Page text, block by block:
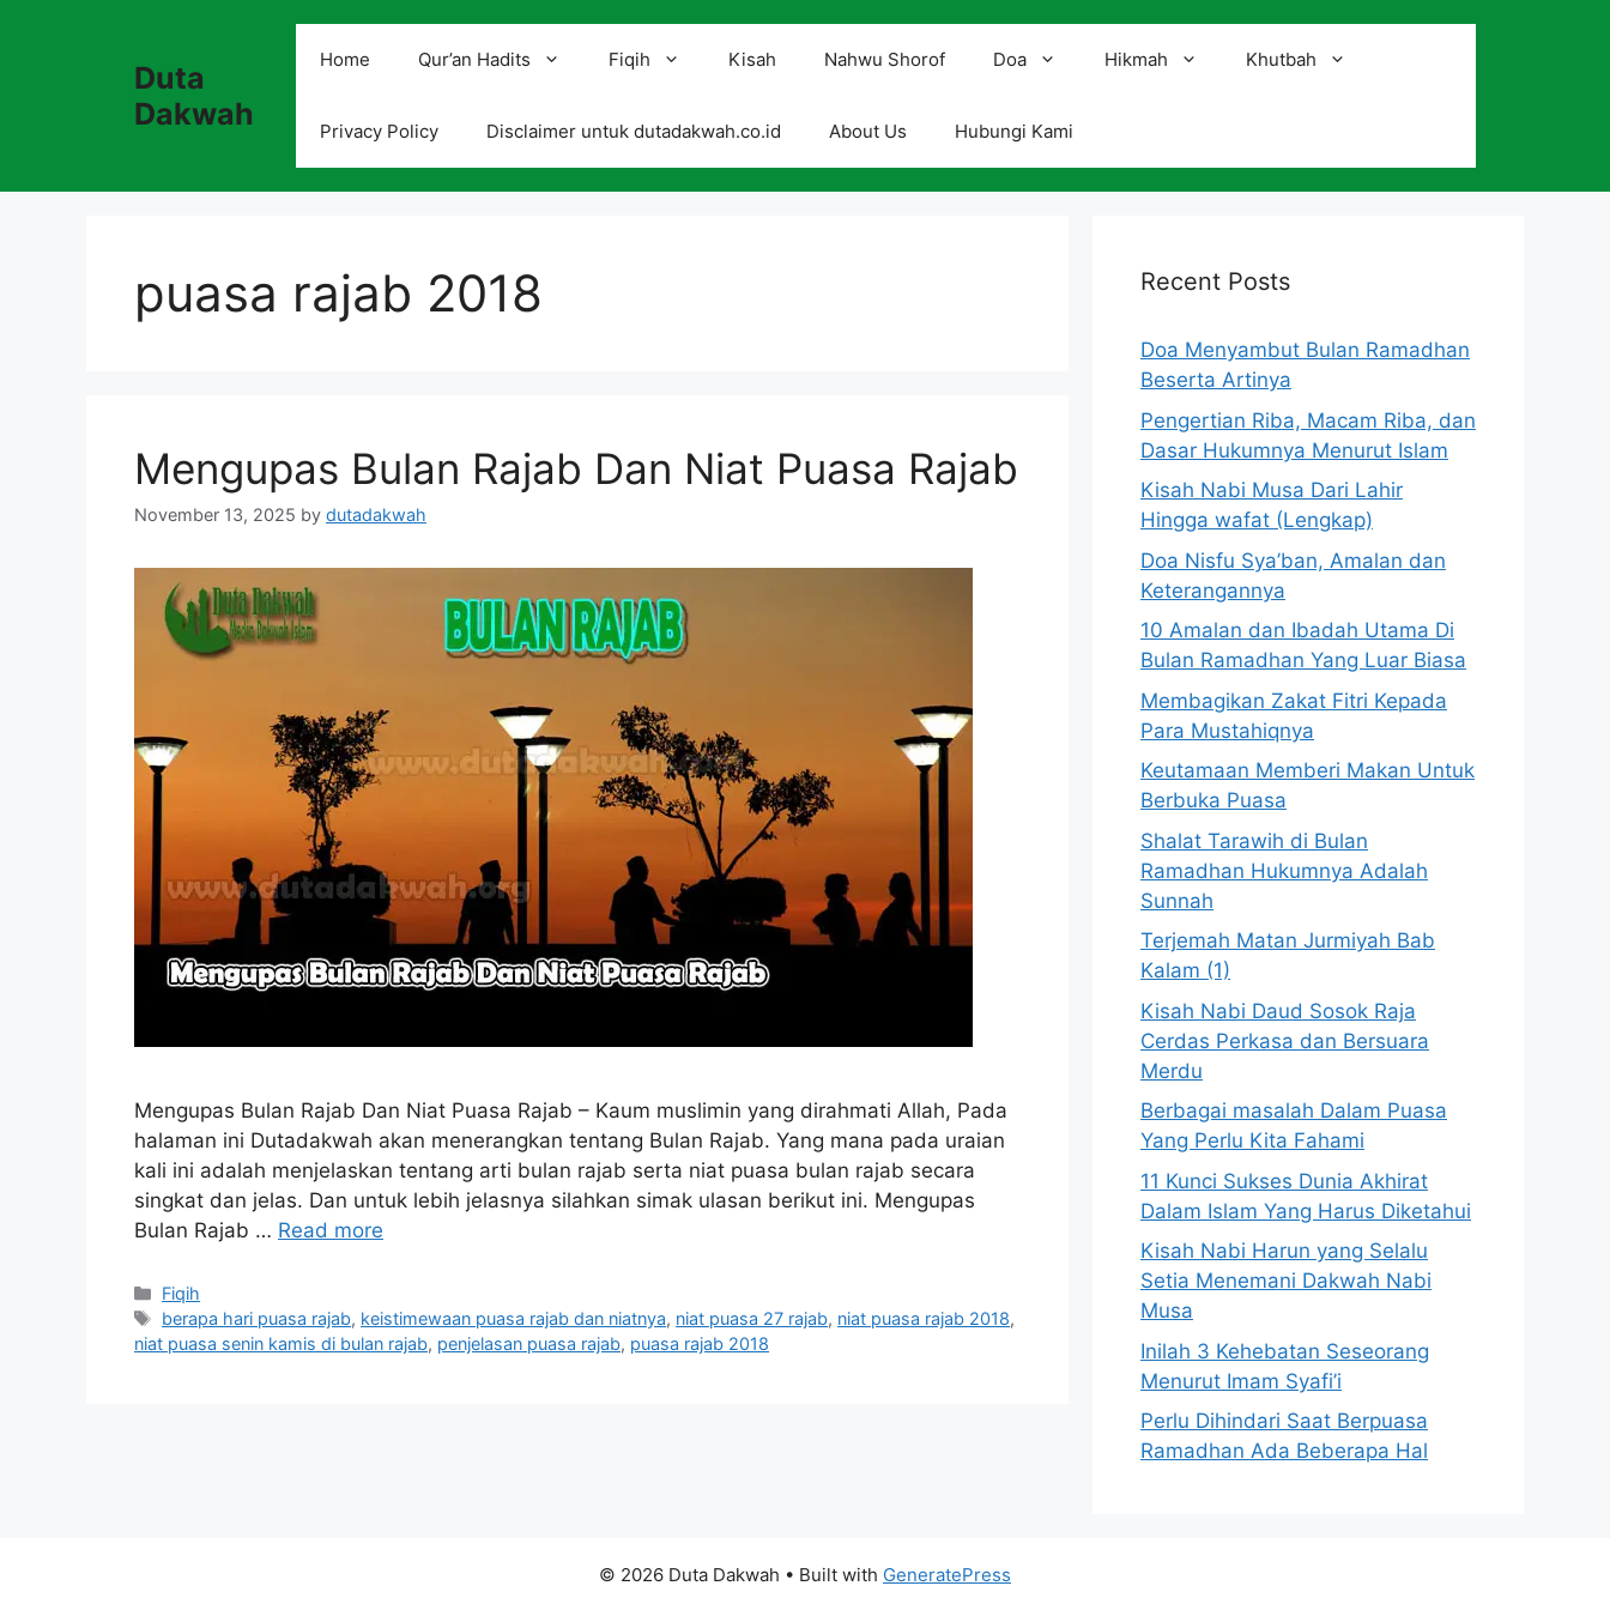
Duta
Dakwah
Home Qur’an Hadits Fiqih Kisah Nahwu Shorof Doa Hikmah Khutbah
Privacy Policy Disclaimer untuk dutadakwah.co.id About Us Hubungi Kami
puasa rajab 2018
Mengupas Bulan Rajab Dan Niat Puasa Rajab
November 13, 2025 by dutadakwah
Mengupas Bulan Rajab Dan Niat Puasa Rajab – Kaum muslimin yang dirahmati Allah, Pada
halaman ini Dutadakwah akan menerangkan tentang Bulan Rajab. Yang mana pada uraian
kali ini adalah menjelaskan tentang arti bulan rajab serta niat puasa bulan rajab secara
singkat dan jelas. Dan untuk lebih jelasnya silahkan simak ulasan berikut ini. Mengupas
Bulan Rajab … Read more
Categories
Fiqih
Tags
berapa hari puasa rajab, keistimewaan puasa rajab dan niatnya, niat puasa 27 rajab, niat puasa rajab 2018,
niat puasa senin kamis di bulan rajab, penjelasan puasa rajab, puasa rajab 2018
Recent Posts
Doa Menyambut Bulan Ramadhan
Beserta Artinya
Pengertian Riba, Macam Riba, dan
Dasar Hukumnya Menurut Islam
Kisah Nabi Musa Dari Lahir
Hingga wafat (Lengkap)
Doa Nisfu Sya’ban, Amalan dan
Keterangannya
10 Amalan dan Ibadah Utama Di
Bulan Ramadhan Yang Luar Biasa
Membagikan Zakat Fitri Kepada
Para Mustahiqnya
Keutamaan Memberi Makan Untuk
Berbuka Puasa
Shalat Tarawih di Bulan
Ramadhan Hukumnya Adalah
Sunnah
Terjemah Matan Jurmiyah Bab
Kalam (1)
Kisah Nabi Daud Sosok Raja
Cerdas Perkasa dan Bersuara
Merdu
Berbagai masalah Dalam Puasa
Yang Perlu Kita Fahami
11 Kunci Sukses Dunia Akhirat
Dalam Islam Yang Harus Diketahui
Kisah Nabi Harun yang Selalu
Setia Menemani Dakwah Nabi
Musa
Inilah 3 Kehebatan Seseorang
Menurut Imam Syafi’i
Perlu Dihindari Saat Berpuasa
Ramadhan Ada Beberapa Hal
© 2026 Duta Dakwah • Built with GeneratePress